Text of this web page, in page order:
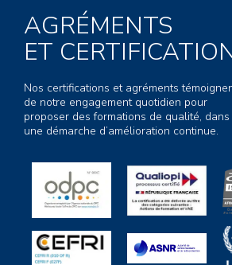
AGRÉMENTS
ET
Nos certifications et agréments
de notre engagement quotidien pour
proposer des formations de qualité, dans
une démarche d’amélioration continue.